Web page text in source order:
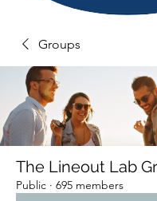
Groups
The Lineout Lab
Public · 695 members